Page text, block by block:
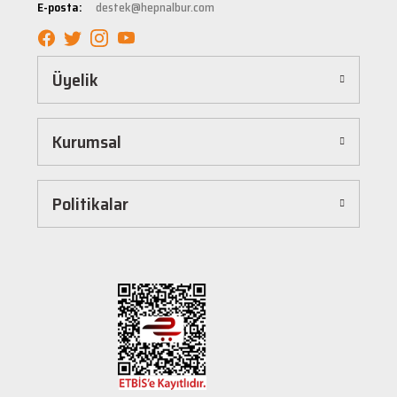
sağlayacak şekilde tasarlanmıştır. Böylece uzun vadeli kullanım ve yüksek performans
Kolay ve Hızlı Alışveriş Deneyimi
Hepnalbur.com, kullanıcı dostu arayüzü sayesinde alışverişi keyifli bir deneyime
dönüştürür. Ürünleri kategorilere göre sıralayabilir, arama kutusunu kullanarak
istediğiniz ürünü anında bulabilirsiniz. Ayrıca ürün sayfalarımızda detaylı açıklamalar ve
ürün özellikleri yer alır, böylece tercih etmek istediğiniz ürün hakkında tüm bilgilere
kolayca ulaşabilirsiniz. Tek tıkla sepetinize ekleyebilir, güvenli ödeme yöntemlerimizle
hızlıca siparişinizi tamamlayabilirsiniz.
Hızlı Kargo ve Güvenilir Teslimat
Hepnalbur.com olarak müşterilerimize en hızlı şekilde ürünlerini ulaştırmak için özenle
Müşteri Destek Hattı ile İletişim
Herhangi bir soru, öneri veya şikayetiniz için müşteri destek ekibimiz her zaman
hizmetinizdedir. İletişim sayfamız üzerinden bize ulaşabilir veya canlı destek
hattımızdan anında yardım alabilirsiniz. Siz değerli müşterilerimizin memnuniyeti, en
E-posta: destek@hepnalbur.com
Üyelik
Kurumsal
Politikalar